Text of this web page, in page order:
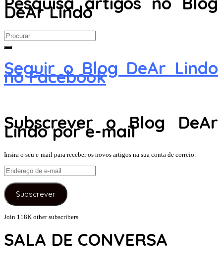
DeAr Lindo
Search
for:
Seguir o Blog DeAr Lindo
no Facebook
Subscrever o Blog DeAr
Lindo por e-mail
Insira o seu e-mail para receber os novos artigos na sua conta de correio.
Endereço
de
e-
mail
Subscrever
Join 118K other subscribers
SALA DE CONVERSA